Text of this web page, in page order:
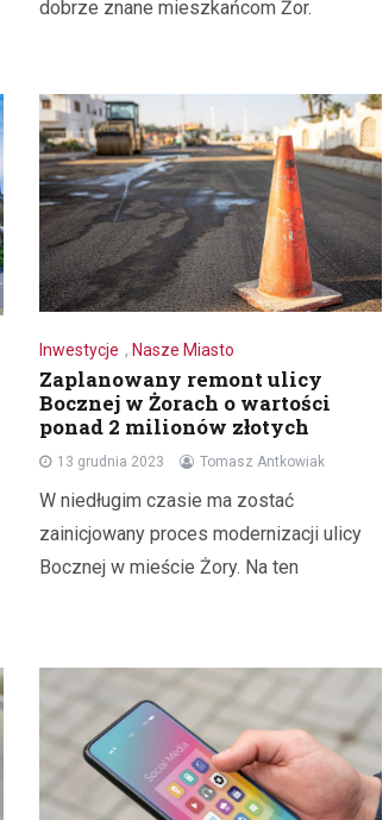
dobrze znane mieszkańcom Żor.
Inwestycje , Nasze Miasto
Zaplanowany remont ulicy
Bocznej w Żorach o wartości
ponad 2 milionów złotych
13 grudnia 2023 Tomasz Antkowiak
W niedługim czasie ma zostać
zainicjowany proces modernizacji ulicy
Bocznej w mieście Żory. Na ten